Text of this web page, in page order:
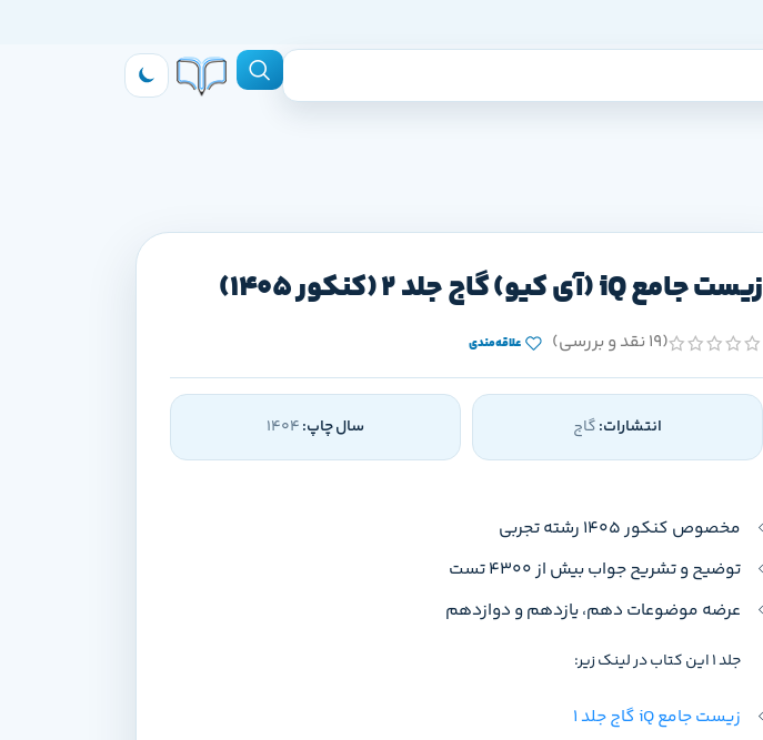
زیست جامع iQ (آی کیو) گاج جلد 2 (کنکور 1405)
(19 نقد و بررسی) علاقه‌مندی
انتشارات:گاج سال چاپ:
مخصوص کنکور 1405 رشته تجربی
توضیح و تشریح جواب بیش از 4300 تست
عرضه موضوعات دهم، یازدهم و دوازدهم
جلد 1 این کتاب در لینک زیر:
زیست جامع iQ گاج جلد 1